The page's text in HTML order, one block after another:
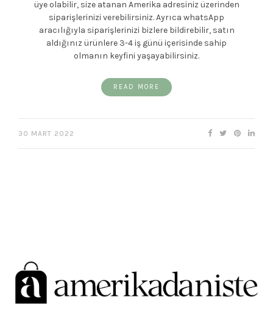
üye olabilir, size atanan Amerika adresiniz üzerinden
siparişlerinizi verebilirsiniz. Ayrıca whatsApp
aracılığıyla siparişlerinizi bizlere bildirebilir, satın
aldığınız ürünlere 3-4 iş günü içerisinde sahip
olmanın keyfini yaşayabilirsiniz.
READ MORE
30 MART 2022